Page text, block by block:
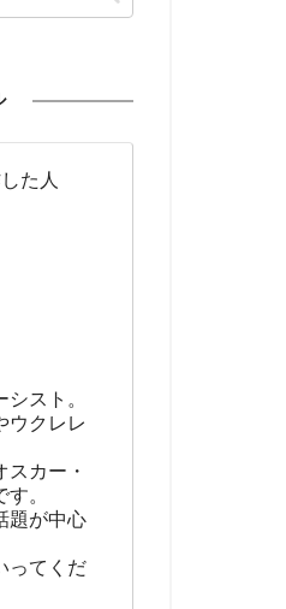
た人
スト。
ウクレレ
スカー・
。
題が中心
ってくだ